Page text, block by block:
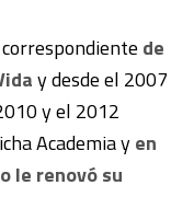
correspondiente de
y desde el 2007
y el 2012
Academia yen
le renovó su